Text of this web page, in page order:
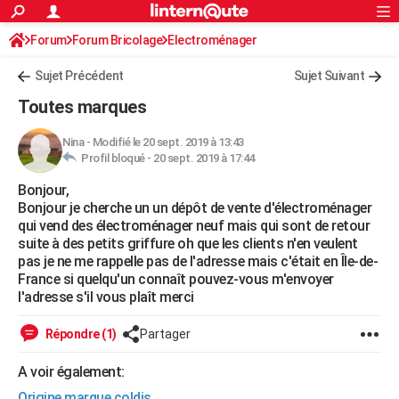
ACTUALITÉS
Politique
Société
Faits Divers
Education
Monde
Villes
+
FINANCE
Retraite
Impôts
Epargne
Immobilier
Risques naturels par ville
Banque
Assurance
Crédit
AUTO
Essais
Réserver un essai
Citadines
Berlines
SUV
Forum auto
+HIGH-TECH
Mobiles
Meilleur smartphone
Internet
Ordinateurs
Jeux vidéo
Guide high-tech
+BRICOLAGE
Forum
Aménagement intérieur
Extérieur
Cuisine
Salle de bains
Jardinage
Rangement
WEEK-END
Art de vivre
Bien-être
Loisirs
Mode
Modes de vie
Alimentation
Guide de la santé
Maladies
Médicaments
Sommeil
S'inscrire
Connexion
Forum Forum Bricolage Electroménager
Sujet Précédent Sujet Suivant
Toutes marques
Nina- Modifié le 20 sept. 2019 à 13:43
Profil bloqué - 20 sept. 2019 à 17:44
Bonjour,
Bonjour je cherche un un dépôt de vente d'électroménager
qui vend des électroménager neuf mais qui sont de retour
suite à des petits griffure oh que les clients n'en veulent
pas je ne me rappelle pas de l'adresse mais c'était en Île-de-
France si quelqu'un connaît pouvez-vous m'envoyer
l'adresse s'il vous plaît merci
Répondre (1) Partager
A voir également: